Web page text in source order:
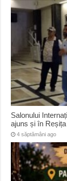
Salonului
ajuns și în
4 săptămâni ago